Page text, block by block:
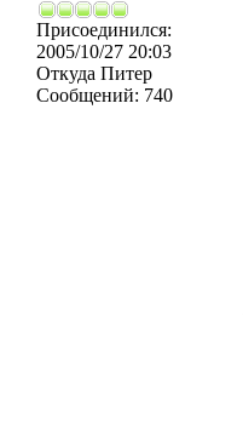
Присоединился:
2005/10/27 20:03
Откуда Питер
Сообщений: 740